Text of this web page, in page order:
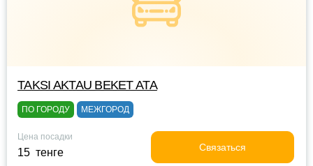
TAKSI AKTAU BEKET ATA
ПО ГОРОДУ МЕЖГОРОД
Цена посадки
15 тенге Связаться